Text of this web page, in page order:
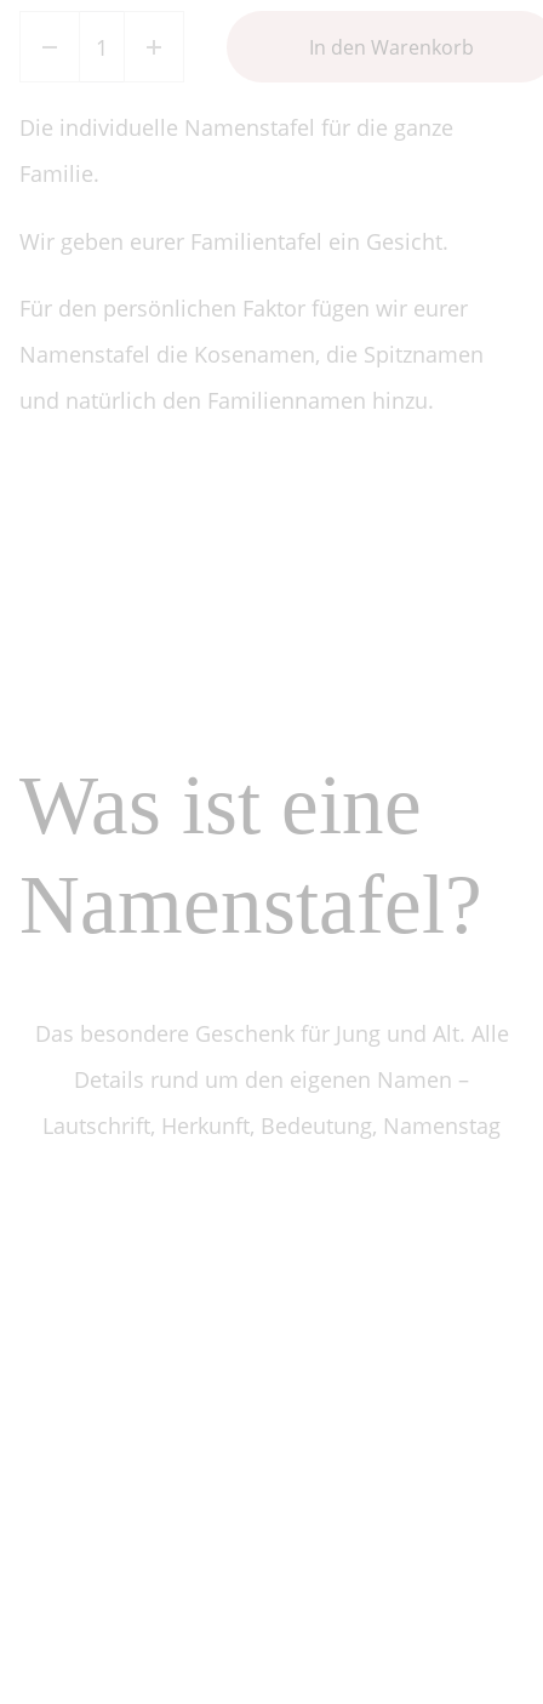
Deine individuelle Namenstafel Familie Menge
In den Warenkorb
Die individuelle Namenstafel für die ganze
Familie.
Wir geben eurer Familientafel ein Gesicht.
Für den persönlichen Faktor fügen wir eurer
Namenstafel die Kosenamen, die Spitznamen
und natürlich den Familiennamen hinzu.
Was ist eine
Namenstafel?
Das besondere Geschenk für Jung und Alt. Alle
Details rund um den eigenen Namen –
Lautschrift, Herkunft, Bedeutung, Namenstag